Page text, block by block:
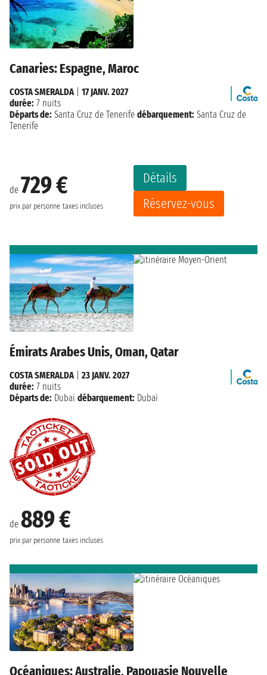
Canaries: Espagne, Maroc
de 729 €
prix par personne taxes incluses
Détails
Réservez-vous
COSTA SMERALDA| 17 JANV. 2027
durée: 7 nuits
Départs de: Santa Cruz de Tenerife débarquement: Santa Cruz de
Tenerife
Émirats Arabes Unis, Oman, Qatar
de 889 €
prix par personne taxes incluses
COSTA SMERALDA
23 JANV. 2027
durée: 7 nuits
Départs de: Dubaï débarquement: Dubaï
Océaniques: Australie, Papouasie Nouvelle